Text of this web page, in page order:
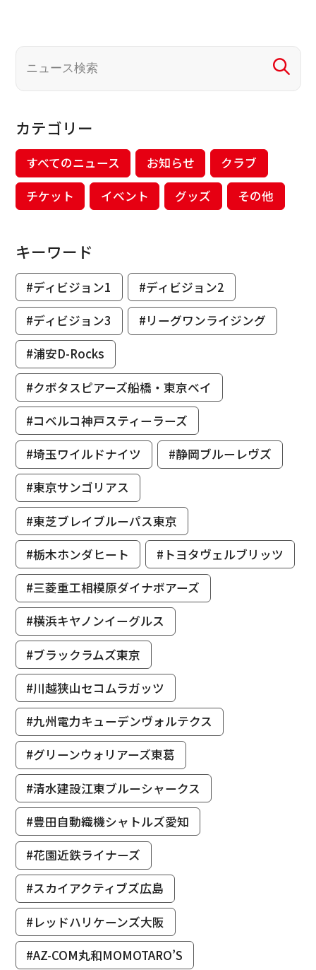
カテゴリー
すべてのニュース お知らせ
クラブ
チケット
イベント グッズ その他
キーワード
#ディビジョン1
#ディビジョン2
#ディビジョン3
#リーグワンライジング
#浦安D-Rocks
#クボタスピアーズ船橋・東京ベイ
#コベルコ神戸スティーラーズ
#埼玉ワイルドナイツ
#静岡ブルーレヴズ
#東京サンゴリアス
#東芝ブレイブルーパス東京
#栃木ホンダヒート
#トヨタヴェルブリッツ
#三菱重工相模原ダイナボアーズ
#横浜キヤノンイーグルス
#ブラックラムズ東京
#川越狭山セコムラガッツ
#九州電力キューデンヴォルテクス
#グリーンウォリアーズ東葛
#清水建設江東ブルーシャークス
#豊田自動織機シャトルズ愛知
#花園近鉄ライナーズ
#スカイアクティブズ広島
#レッドハリケーンズ大阪
#AZ-COM丸和MOMOTARO’S